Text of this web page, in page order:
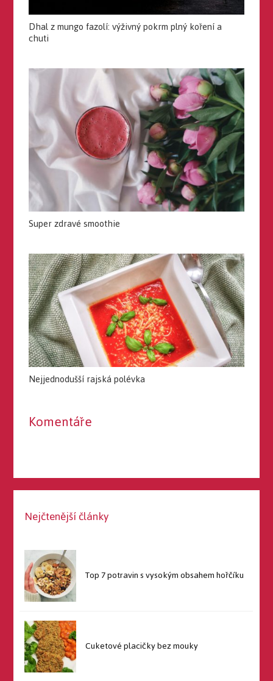
Dhal z mungo fazolí: výživný pokrm plný koření a
chuti
Super zdravé smoothie
Nejjednodušší rajská polévka
Komentáře
Nejčtenější články
Top 7 potravin s vysokým obsahem hořčíku
Cuketové placičky bez mouky